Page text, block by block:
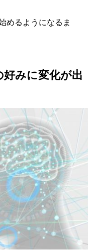
めるようになるま
みに変化が出